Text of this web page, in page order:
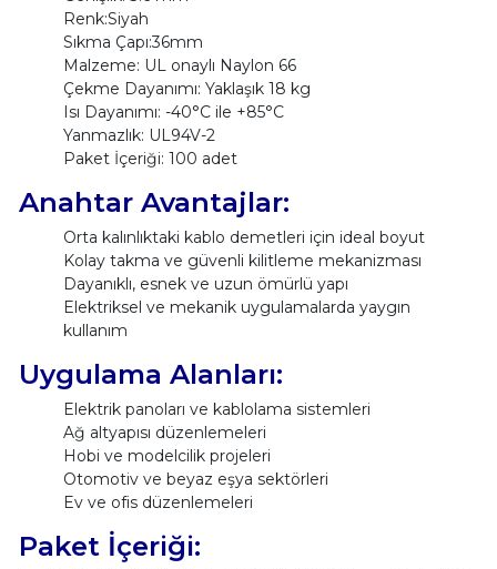
Renk:Siyah
Sıkma Çapı:36mm
Malzeme: UL onaylı Naylon 66
Çekme Dayanımı: Yaklaşık 18 kg
Isı Dayanımı: -40°C ile +85°C
Yanmazlık: UL94V-2
Paket İçeriği: 100 adet
Anahtar Avantajlar:
Orta kalınlıktaki kablo demetleri için ideal boyut
Kolay takma ve güvenli kilitleme mekanizması
Dayanıklı, esnek ve uzun ömürlü yapı
Elektriksel ve mekanik uygulamalarda yaygın
kullanım
Uygulama Alanları:
Elektrik panoları ve kablolama sistemleri
Ağ altyapısı düzenlemeleri
Hobi ve modelcilik projeleri
Otomotiv ve beyaz eşya sektörleri
Ev ve ofis düzenlemeleri
Paket İçeriği: